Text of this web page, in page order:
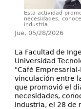
Esta actividad
necesidades,
industria.
Jue, 05/28/2026
La Facultad de
Universidad
"Café
vinculación entre
que promovió el
necesidades,
industria, el 28 de